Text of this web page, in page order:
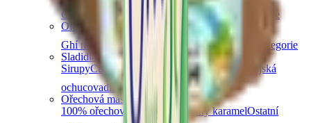
Čočka
BulgurKuskus Těstoviny
Další kategorie
Oleje a másla
Ghí máslo
Kokosové Speciální oleje
Další kategorie
Sladidla a dochucovadla
SirupyCukry a alternativní sladidlaKoření
Asijská
ochucovadla
Další kategorie
Ořechová másla
100% ořechová S čokoládou Slaný karamelOstatní